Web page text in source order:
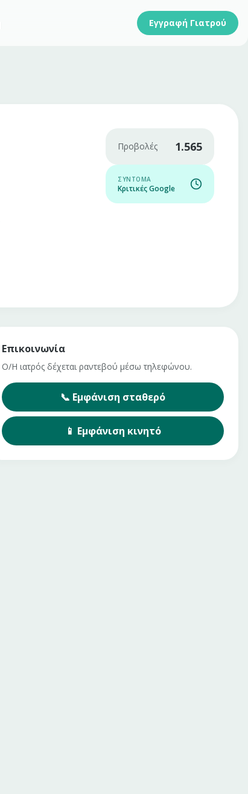
Εγγραφή Γιατρού
Προβολές 1.565
ΣΎΝΤΟΜΑ
Κριτικές Google
Επικοινωνία
Ο/Η ιατρός δέχεται ραντεβού μέσω τηλεφώνου.
📞 Εμφάνιση σταθερό
📱 Εμφάνιση κινητό